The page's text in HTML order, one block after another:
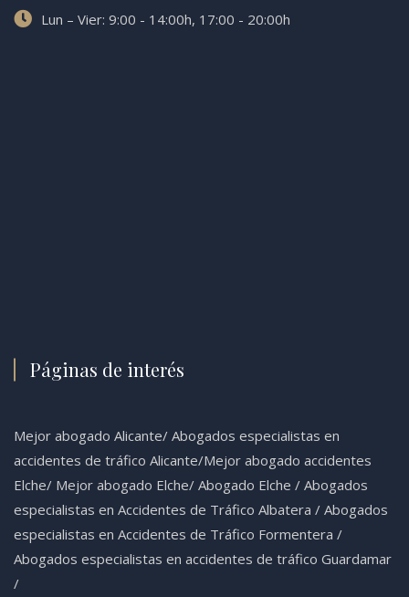
Lun – Vier: 9:00 - 14:00h, 17:00 - 20:00h
Páginas de interés
Mejor abogado Alicante/ Abogados especialistas en
accidentes de tráfico Alicante/Mejor abogado accidentes
Elche/ Mejor abogado Elche/ Abogado Elche / Abogados
especialistas en Accidentes de Tráfico Albatera / Abogados
especialistas en Accidentes de Tráfico Formentera /
Abogados especialistas en accidentes de tráfico Guardamar
/